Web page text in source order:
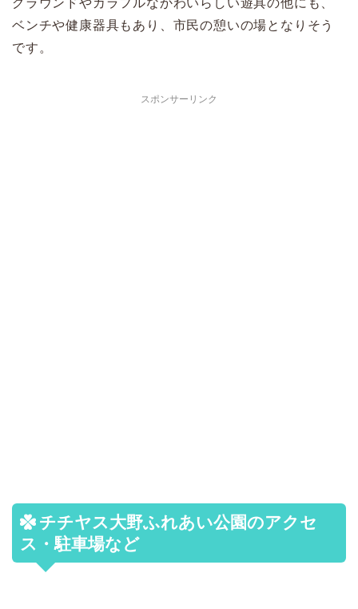
グラウンドやカラフルなかわいらしい遊具の他にも、
ベンチや健康器具もあり、市民の憩いの場となりそう
です。
スポンサーリンク
チチヤス大野ふれあい公園のアクセ
ス・駐車場など